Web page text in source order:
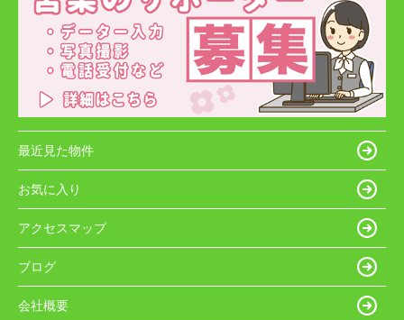
最近見た物件
お気に入り
アクセスマップ
ブログ
会社概要